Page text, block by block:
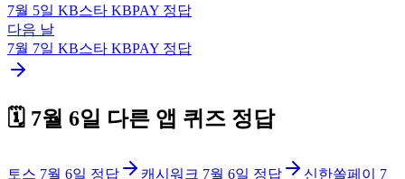
7월 5일 KB스타 KBPAY 정답
다음 날
7월 7일 KB스타 KBPAY 정답
🗓️ 7월 6일 다른 앱 퀴즈 정답
토스 7월 6일 정답 캐시워크 7월 6일 정답 신한쏠페이
7